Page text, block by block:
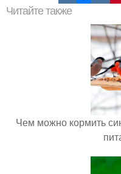
Читайте также
Чем можно кормить